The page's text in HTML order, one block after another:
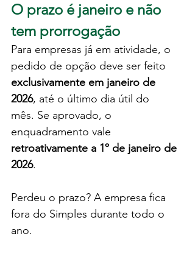
O prazo é janeiro e não
tem prorrogação
Para empresas já em atividade, o
pedido de opção deve ser feito
exclusivamente em janeiro de
2026, até o último dia útil do
mês. Se aprovado, o
enquadramento vale
retroativamente a 1º de janeiro de
2026.
Perdeu o prazo? A empresa fica
fora do Simples durante todo o
ano.